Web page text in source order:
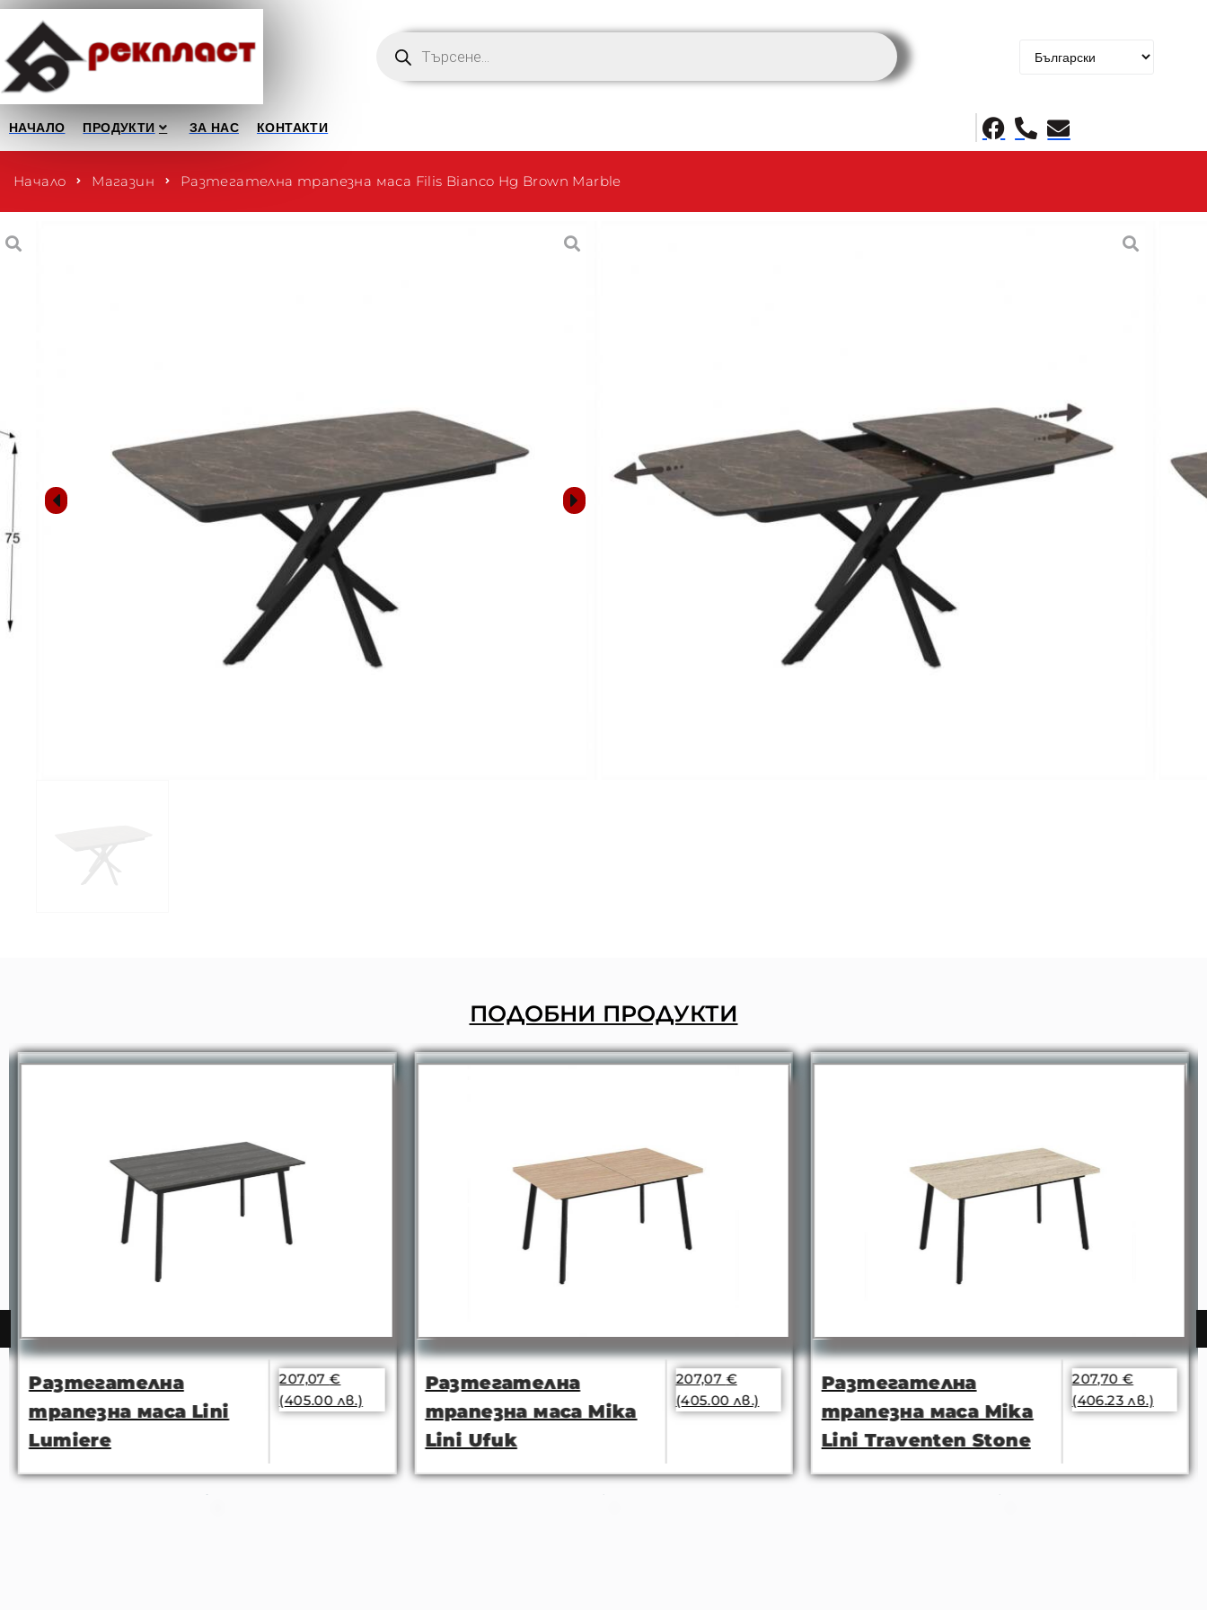
НАЧАЛО ПРОДУКТИ ЗА НАС КОНТАКТИ
Начало Магазин Разтегателна трапезна маса Filis Bianco Hg Brown Marble
РАЗМЕРИ
РАЗНОС И МОНТАЖ
ПОДОБНИ ПРОДУКТИ
Разтегателна
трапезна маса Lini
Lumiere
207,07€
(405.00 лв.)
Разтегателна
трапезна маса Mika
Lini Ufuk
207,07€
(405.00 лв.)
Разтегателна
трапезна маса Mika
Lini Traventen Stone
207,70€
(406.23 лв.)